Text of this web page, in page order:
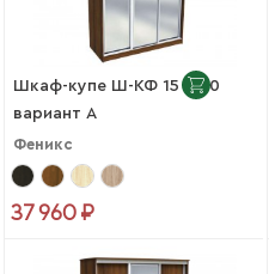
Шкаф-купе Ш-КФ 15-600
вариант A
Феникс
37 960 ₽